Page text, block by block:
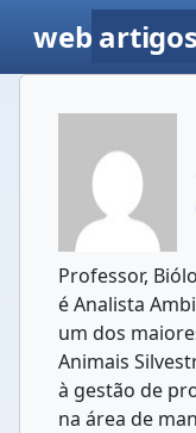
web artigos
Professor,
é Analista
um dos
Animais
à gestão de
na área de